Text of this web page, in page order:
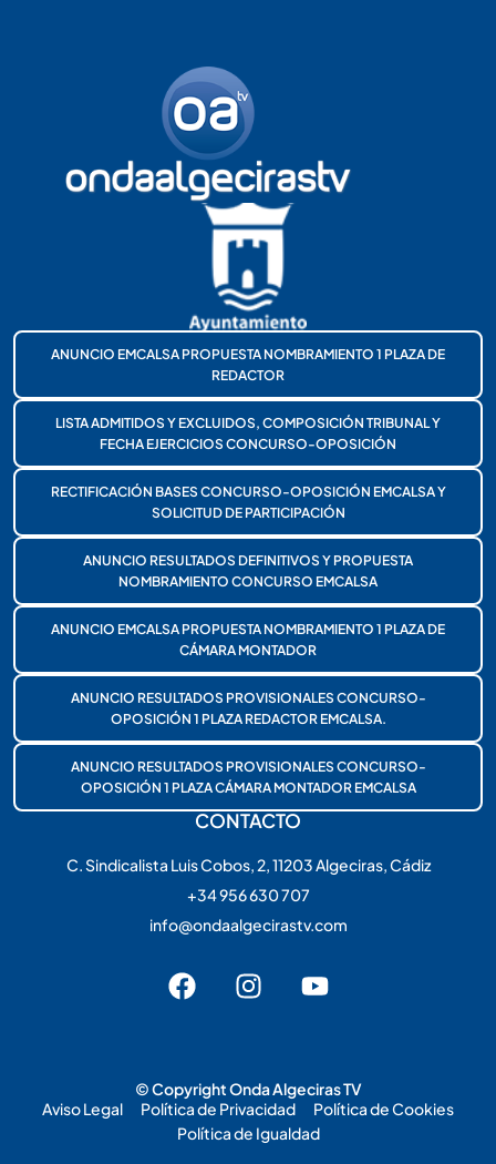
ANUNCIO EMCALSA PROPUESTA NOMBRAMIENTO 1 PLAZA DE
REDACTOR
LISTA ADMITIDOS Y EXCLUIDOS, COMPOSICIÓN TRIBUNAL Y
FECHA EJERCICIOS CONCURSO-OPOSICIÓN
RECTIFICACIÓN BASES CONCURSO-OPOSICIÓN EMCALSA Y
SOLICITUD DE PARTICIPACIÓN
ANUNCIO RESULTADOS DEFINITIVOS Y PROPUESTA
NOMBRAMIENTO CONCURSO EMCALSA
ANUNCIO EMCALSA PROPUESTA NOMBRAMIENTO 1 PLAZA DE
CÁMARA MONTADOR
ANUNCIO RESULTADOS PROVISIONALES CONCURSO-
OPOSICIÓN 1 PLAZA REDACTOR EMCALSA.
ANUNCIO RESULTADOS PROVISIONALES CONCURSO-
OPOSICIÓN 1 PLAZA CÁMARA MONTADOR EMCALSA
CONTACTO
C. Sindicalista Luis Cobos, 2, 11203 Algeciras, Cádiz
+34 956 630 707
info@ondaalgecirastv.com
© Copyright Onda Algeciras TV
Aviso Legal
Política de Privacidad
Política de Cookies
Política de Igualdad